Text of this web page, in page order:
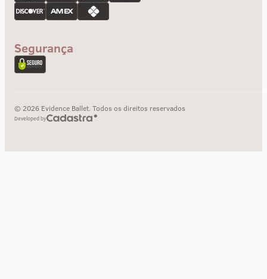
Segurança
© 2026 Evidence Ballet. Todos os direitos reservados
Developed by